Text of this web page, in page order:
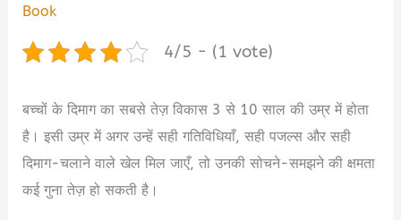
Book
4/5 - (1 vote)
बच्चों के दिमाग का सबसे तेज़ विकास 3 से 10 साल की उम्र में होता
है। इसी उम्र में अगर उन्हें सही गतिविधियाँ, सही पजल्स और सही
दिमाग-चलाने वाले खेल मिल जाएँ, तो उनकी सोचने-समझने की क्षमता
कई गुना तेज़ हो सकती है।